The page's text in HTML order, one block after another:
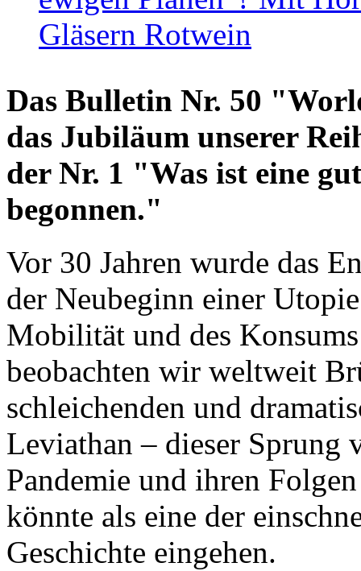
Gläsern Rotwein
Das Bulletin Nr. 50
das Jubiläum unserer
der Nr. 1 "Was ist eine
begonnen."
Vor 30 Jahren wurde das
der Neubeginn einer
Mobilität und des
beobachten wir weltweit
schleichenden und
Leviathan – dieser Sprung
Pandemie und ihren
könnte als eine der
Geschichte eingehen.